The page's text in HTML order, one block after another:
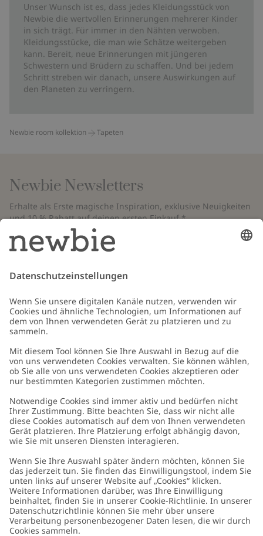
Unser Wunsch ist es, dass jedes Kleidungsstück von
Newbie die wertvollen Erinnerungen mehrerer Kinder
in sich trägt. Für immer in den Nähten verwoben.
Kleidungsstücke, die man wie Schätze weitergeben
kann. Bereit, neue Erinnerungen mit jüngeren
Schwestern und Brüdern zu schaffen. Und bei jedem
Schritt streben wir danach, unsere Auswirkungen auf
den Planeten zu verringern.
Newbie room kollektion Tapeten
Newbie Newsletters
Erhalte als Erste magische Inspiration, exklusive Neuigkeiten
und 10 % Rabatt auf deinen ersten Einkauf.*
*Gilt nur für deine erste Bestellung und ist nicht mit anderen Rabatten
oder Angeboten kombinierbar. Gilt nicht für limitierte Artikel. Bitte
überprüfe deinen Spam-Ordner. Lies unsere
Schicken
Kundenservice
Kontaktieren Sie uns
FAQ
Barrierefreiheit
Datenschutzrichtlinie
Über uns
Über Newbie
Nachhaltigkeit
Impressum
Germany Standort ändern
Cookies